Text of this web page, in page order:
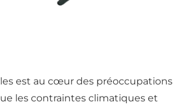
est au cœur des préoccupations
les contraintes climatiques et